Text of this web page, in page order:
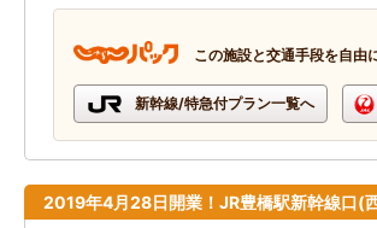
この施設と交通手段を自由
新幹線/特急付プラン一覧へ
2019年4月28日開業！JR豊橋駅新幹線口(